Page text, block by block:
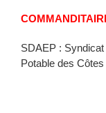
SDAEP : Syndicat
Potable des Côtes